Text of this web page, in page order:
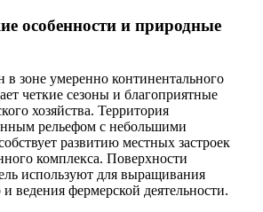
особенности и природные
в зоне умеренно континентального
четкие сезоны и благоприятные
хозяйства. Территория
рельефом с небольшими
развитию местных застроек
комплекса. Поверхности
используют для выращивания
ведения фермерской деятельности.